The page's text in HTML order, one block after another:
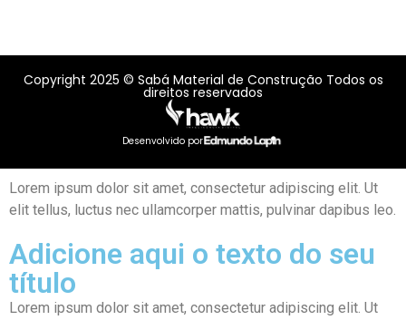
Copyright 2025 © Sabá Material de Construção Todos os
direitos reservados
Desenvolvido por
Lorem ipsum dolor sit amet, consectetur adipiscing elit. Ut
elit tellus, luctus nec ullamcorper mattis, pulvinar dapibus leo.
Adicione aqui o texto do seu
título
Lorem ipsum dolor sit amet, consectetur adipiscing elit. Ut